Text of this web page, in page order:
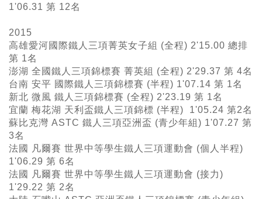
1'06.31 第 12名
2015
高雄愛河國際鐵人三項菁英女子組 (全程) 2'15.00 總排
第 1名
澎湖 全國鐵人三項錦標賽 菁英組 (全程) 2'29.37 第 4名
台南 安平 國際鐵人三項錦標賽 (半程) 1'07.14 第 1名
新北 微風 鐵人三項錦標賽 (全程) 2'23.19 第 1名
宜蘭 梅花湖 天利盃鐵人三項錦標 (半程) 1'05.24 第2名
蘇比克灣 ASTC 鐵人三項亞洲盃 (青少年組) 1'07.27 第
3名
法國 凡爾賽 世界中等學生鐵人三項運動會 (個人半程)
1'06.29 第 6名
法國 凡爾賽 世界中等學生鐵人三項運動會 (接力)
1'29.22 第 2名